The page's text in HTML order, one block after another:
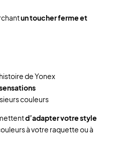
un toucher ferme et
de Yonex
couleurs
d’adapter votre style
à votre raquette ou à